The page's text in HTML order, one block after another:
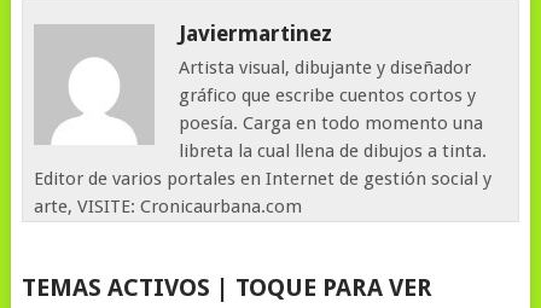
Javiermartinez
Artista visual, dibujante y diseñador
gráfico que escribe cuentos cortos y
poesía. Carga en todo momento una
libreta la cual llena de dibujos a tinta.
Editor de varios portales en Internet de gestión social y
arte, VISITE: Cronicaurbana.com
TEMAS ACTIVOS | TOQUE PARA VER